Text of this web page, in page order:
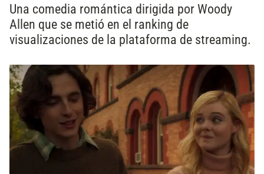
Una comedia romántica dirigida por Woody
Allen que se metió en el ranking de
visualizaciones de la plataforma de streaming.